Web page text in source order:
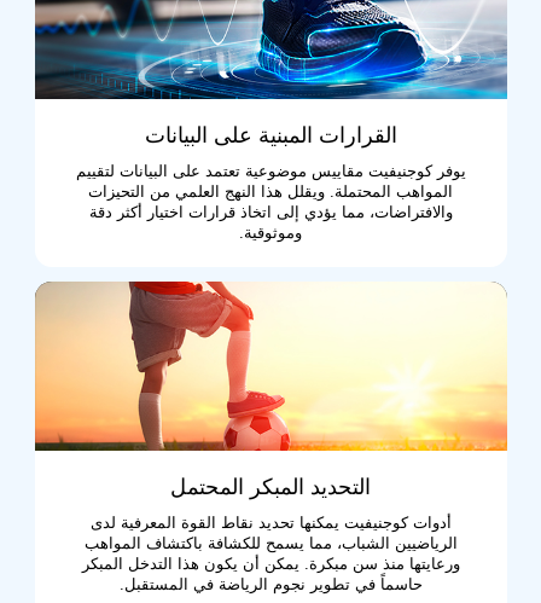
القرارات المبنية على البيانات
يوفر كوجنيفيت مقاييس موضوعية تعتمد على البيانات لتقييم
المواهب المحتملة. ويقلل هذا النهج العلمي من التحيزات
والافتراضات، مما يؤدي إلى اتخاذ قرارات اختيار أكثر دقة
وموثوقية.
التحديد المبكر المحتمل
أدوات كوجنيفيت يمكنها تحديد نقاط القوة المعرفية لدى
الرياضيين الشباب، مما يسمح للكشافة باكتشاف المواهب
ورعايتها منذ سن مبكرة. يمكن أن يكون هذا التدخل المبكر
حاسماً في تطوير نجوم الرياضة في المستقبل.